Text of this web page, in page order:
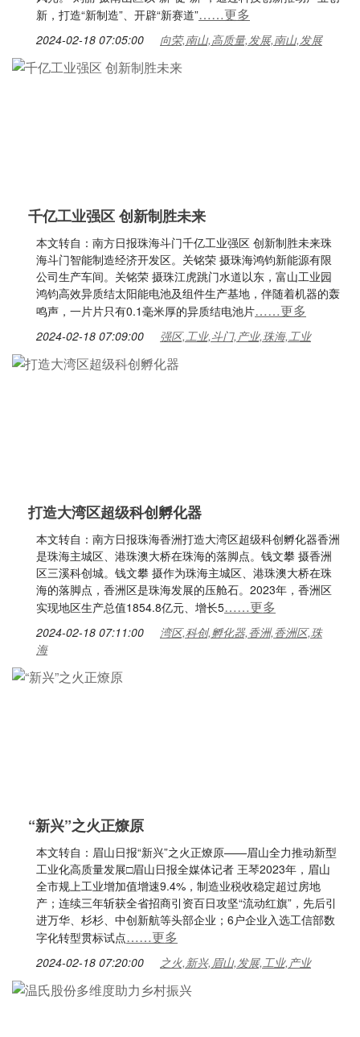
新，打造“新制造”、开辟“新赛道”……更多
2024-02-18 07:05:00 向荣,南山,高质量,发展,南山,发展
千亿工业强区 创新制胜未来
本文转自：南方日报珠海斗门千亿工业强区 创新制胜未来珠
海斗门智能制造经济开发区。关铭荣 摄珠海鸿钧新能源有限
公司生产车间。关铭荣 摄珠江虎跳门水道以东，富山工业园
鸿钧高效异质结太阳能电池及组件生产基地，伴随着机器的轰
鸣声，一片片只有0.1毫米厚的异质结电池片……更多
2024-02-18 07:09:00 强区,工业,斗门,产业,珠海,工业
打造大湾区超级科创孵化器
本文转自：南方日报珠海香洲打造大湾区超级科创孵化器香洲
是珠海主城区、港珠澳大桥在珠海的落脚点。钱文攀 摄香洲
区三溪科创城。钱文攀 摄作为珠海主城区、港珠澳大桥在珠
海的落脚点，香洲区是珠海发展的压舱石。2023年，香洲区
实现地区生产总值1854.8亿元、增长5……更多
2024-02-18 07:11:00
湾区,科创,孵化器,香洲,香洲区,珠
海
“新兴”之火正燎原
本文转自：眉山日报“新兴”之火正燎原——眉山全力推动新型
工业化高质量发展□眉山日报全媒体记者 王琴2023年，眉山
全市规上工业增加值增速9.4%，制造业税收稳定超过房地
产；连续三年斩获全省招商引资百日攻坚“流动红旗”，先后引
进万华、杉杉、中创新航等头部企业；6户企业入选工信部数
字化转型贯标试点……更多
2024-02-18 07:20:00 之火,新兴,眉山,发展,工业,产业